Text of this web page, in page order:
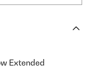
Extended